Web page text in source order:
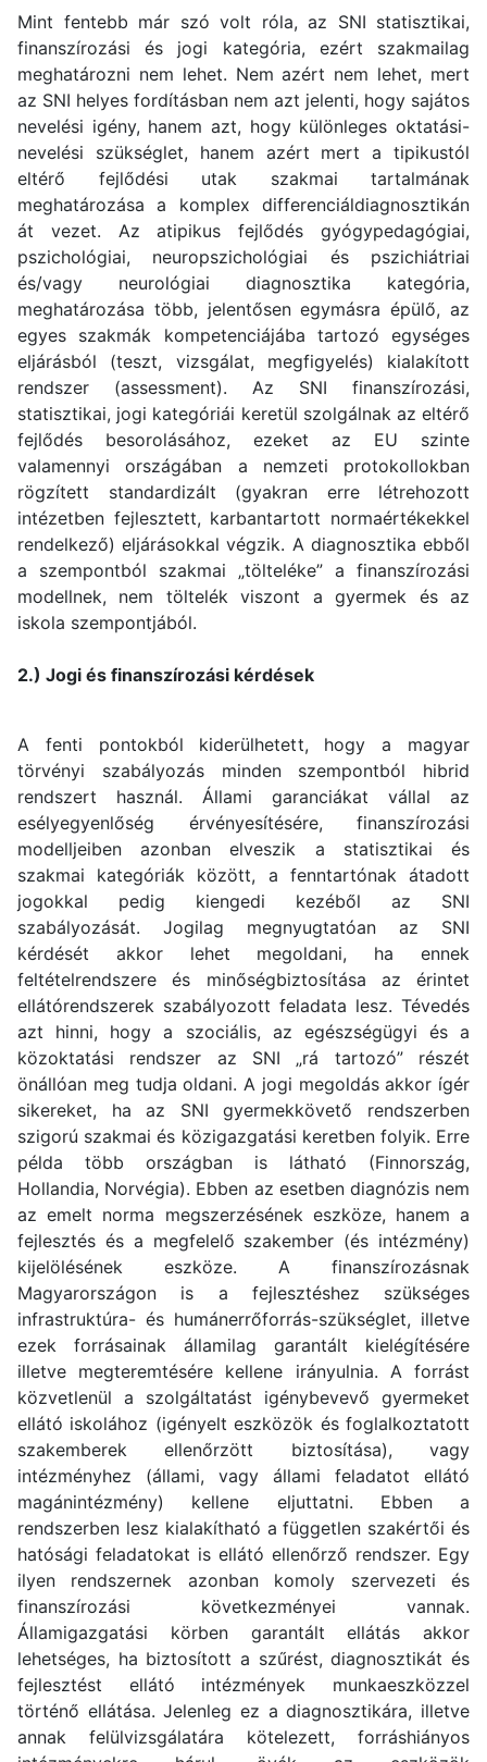
Mint fentebb már szó volt róla, az SNI statisztikai,
finanszírozási és jogi kategória, ezért szakmailag
meghatározni nem lehet. Nem azért nem lehet, mert
az SNI helyes fordításban nem azt jelenti, hogy sajátos
nevelési igény, hanem azt, hogy különleges oktatási-
nevelési szükséglet, hanem azért mert a tipikustól
eltérő fejlődési utak szakmai tartalmának
meghatározása a komplex differenciáldiagnosztikán
át vezet. Az atipikus fejlődés gyógypedagógiai,
pszichológiai, neuropszichológiai és pszichiátriai
és/vagy neurológiai diagnosztika kategória,
meghatározása több, jelentősen egymásra épülő, az
egyes szakmák kompetenciájába tartozó egységes
eljárásból (teszt, vizsgálat, megfigyelés) kialakított
rendszer (assessment). Az SNI finanszírozási,
statisztikai, jogi kategóriái keretül szolgálnak az eltérő
fejlődés besorolásához, ezeket az EU szinte
valamennyi országában a nemzeti protokollokban
rögzített standardizált (gyakran erre létrehozott
intézetben fejlesztett, karbantartott normaértékekkel
rendelkező) eljárásokkal végzik. A diagnosztika ebből
a szempontból szakmai „tölteléke” a finanszírozási
modellnek, nem töltelék viszont a gyermek és az
iskola szempontjából.
2.) Jogi és finanszírozási kérdések
A fenti pontokból kiderülhetett, hogy a magyar
törvényi szabályozás minden szempontból hibrid
rendszert használ. Állami garanciákat vállal az
esélyegyenlőség érvényesítésére, finanszírozási
modelljeiben azonban elveszik a statisztikai és
szakmai kategóriák között, a fenntartónak átadott
jogokkal pedig kiengedi kezéből az SNI
szabályozását. Jogilag megnyugtatóan az SNI
kérdését akkor lehet megoldani, ha ennek
feltételrendszere és minőségbiztosítása az érintet
ellátórendszerek szabályozott feladata lesz. Tévedés
azt hinni, hogy a szociális, az egészségügyi és a
közoktatási rendszer az SNI „rá tartozó” részét
önállóan meg tudja oldani. A jogi megoldás akkor ígér
sikereket, ha az SNI gyermekkövető rendszerben
szigorú szakmai és közigazgatási keretben folyik. Erre
példa több országban is látható (Finnország,
Hollandia, Norvégia). Ebben az esetben diagnózis nem
az emelt norma megszerzésének eszköze, hanem a
fejlesztés és a megfelelő szakember (és intézmény)
kijelölésének eszköze. A finanszírozásnak
Magyarországon is a fejlesztéshez szükséges
infrastruktúra- és humánerrőforrás-szükséglet, illetve
ezek forrásainak államilag garantált kielégítésére
illetve megteremtésére kellene irányulnia. A forrást
közvetlenül a szolgáltatást igénybevevő gyermeket
ellátó iskolához (igényelt eszközök és foglalkoztatott
szakemberek ellenőrzött biztosítása), vagy
intézményhez (állami, vagy állami feladatot ellátó
magánintézmény) kellene eljuttatni. Ebben a
rendszerben lesz kialakítható a független szakértői és
hatósági feladatokat is ellátó ellenőrző rendszer. Egy
ilyen rendszernek azonban komoly szervezeti és
finanszírozási következményei vannak.
Államigazgatási körben garantált ellátás akkor
lehetséges, ha biztosított a szűrést, diagnosztikát és
fejlesztést ellátó intézmények munkaeszközzel
történő ellátása. Jelenleg ez a diagnosztikára, illetve
annak felülvizsgálatára kötelezett, forráshiányos